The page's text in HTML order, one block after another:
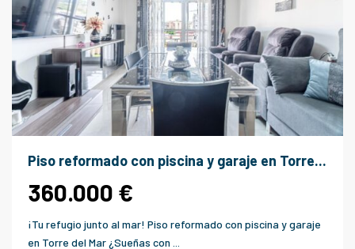
Piso reformado con piscina y garaje en Torre...
360.000 €
¡Tu refugio junto al mar! Piso reformado con piscina y garaje
en Torre del Mar ¿Sueñas con